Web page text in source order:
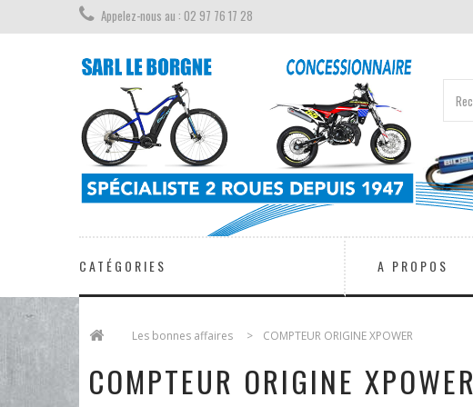
Appelez-nous au : 02 97 76 17 28
CATÉGORIES A PROPOS
Les bonnes affaires > COMPTEUR ORIGINE XPOWER
COMPTEUR ORIGINE XPOWER